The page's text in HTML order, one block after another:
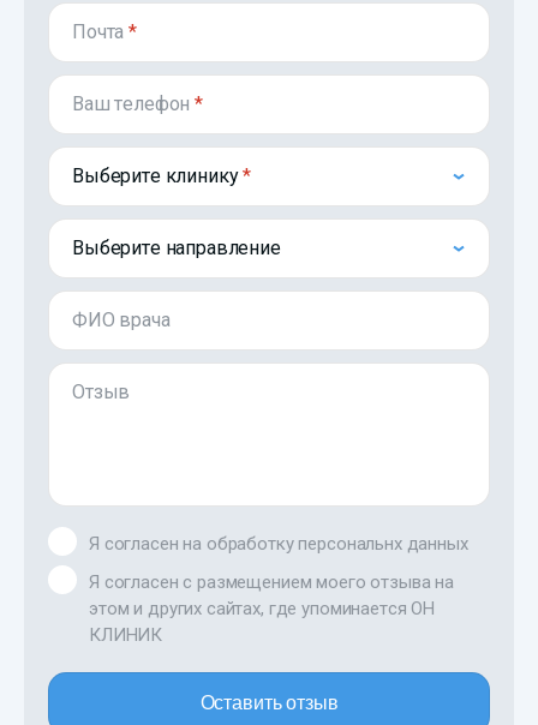
Почта*
Ваш телефон*
Выберите клинику
Выберите направление
ФИО врача
Отзыв
Я согласен на обработку персональнх данных
Я согласен с размещением моего отзыва на
этом и других сайтах, где упоминается ОН
КЛИНИК
Оставить отзыв